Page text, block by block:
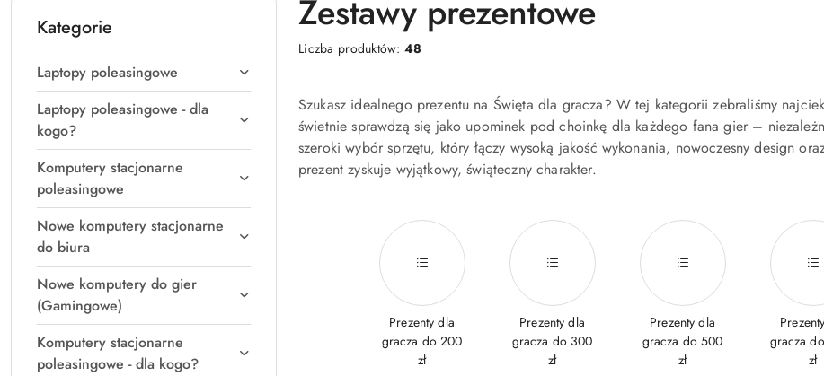
Kategorie
Laptopy poleasingowe
Laptopy poleasingowe - dla
kogo?
Komputery stacjonarne
poleasingowe
Nowe komputery stacjonarne
do biura
Nowe komputery do gier
(Gamingowe)
Komputery stacjonarne
poleasingowe - dla kogo?
Zestawy prezentowe
Liczba produktów:48
Szukasz idealnego prezentu na Święta dla gracza? W tej kategorii zebraliśmy
świetnie sprawdzą się jako upominek pod choinkę dla każdego fana gier –
szeroki wybór sprzętu, który łączy wysoką jakość wykonania, nowoczesny design
prezent zyskuje wyjątkowy, świąteczny charakter.
Prezenty dla
gracza do 200
zł
Prezenty dla
gracza do 300
zł
Prezenty dla
gracza do 500
zł
gracza
zł